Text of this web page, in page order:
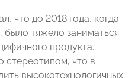
что до 2018 года, когда
было тяжело заниматься
продукта.
стереотипом, что в
высокотехнологичных